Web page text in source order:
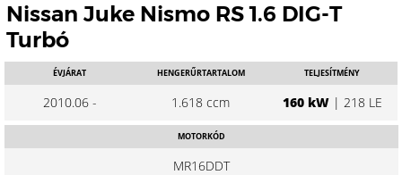
Nissan Juke Nismo RS 1.6 DIG-T
Turbó
ÉVJÁRAT
2010.06 -
HENGERŰRTARTALOM
1.618 ccm
TELJESÍTMÉNY
160 kW| 218 LE
MOTORKÓD
MR16DDT